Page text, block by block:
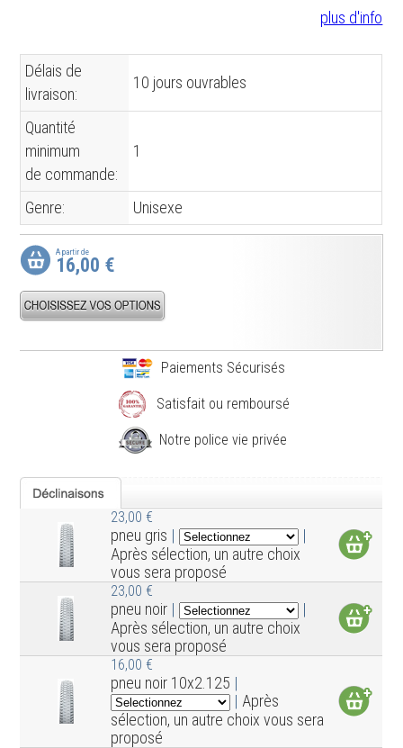
plus d'info
Délais de
livraison:
10 jours ouvrables
Quantité
minimum
de commande:
1
Genre: Unisexe
A partir de
16,00 €
Paiements Sécurisés
Satisfait ou remboursé
Notre police vie privée
23,00 €
pneu gris |
|
Après sélection, un autre choix
vous sera proposé
23,00 €
pneu noir |
|
Après sélection, un autre choix
vous sera proposé
16,00 €
pneu noir 10x2.125 |
| Après
sélection, un autre choix vous sera
proposé